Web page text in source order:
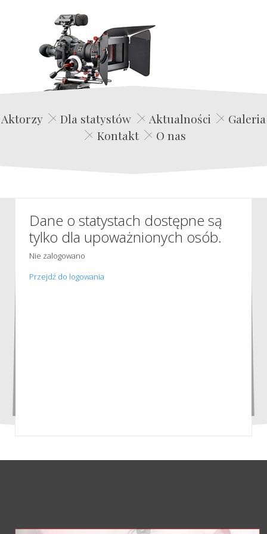
Edwin Film Agencja Aktorska
Aktorzy Dla statystów Aktualności
Galeria
Kontakt
O nas
Dane o statystach dostępne są
tylko dla upoważnionych osób.
Nie zalogowano
Przejdź do logowania